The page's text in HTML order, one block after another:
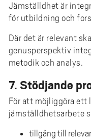
Jämställdhet är
för utbildning och
Där det är relevant
genusperspektiv
metodik och analys.
7. Stödjande
För att möjliggöra
jämställdhetsarbete
tillgång till